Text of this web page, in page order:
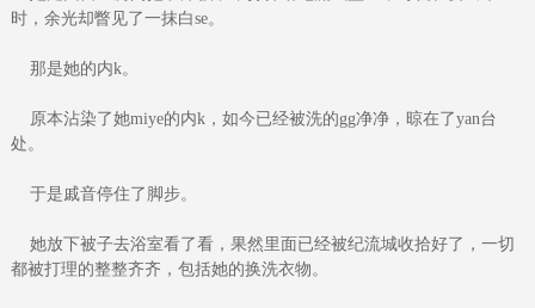
时，余光却瞥见了一抹白se。
那是她的内k。
原本沾染了她miye的内k，如今已经被洗的gg净净，晾在了yan台
处。
于是戚音停住了脚步。
她放下被子去浴室看了看，果然里面已经被纪流城收拾好了，一切
都被打理的整整齐齐，包括她的换洗衣物。